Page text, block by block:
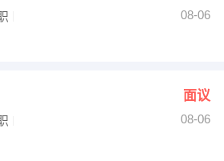
08-06
面议
08-06